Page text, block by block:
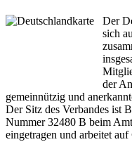
Der
sich
der
gemeinnützig und
Der Sitz des Verbandes ist
Nummer 32480 B beim
eingetragen und arbeitet